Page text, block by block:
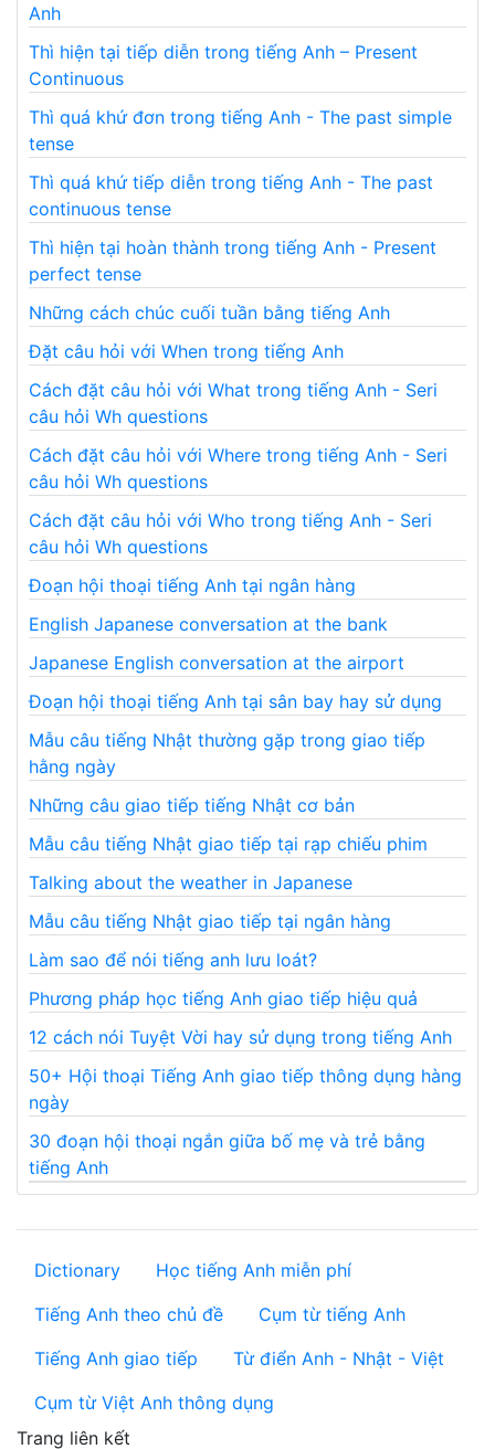
Anh
Thì hiện tại tiếp diễn trong tiếng Anh – Present
Continuous
Thì quá khứ đơn trong tiếng Anh - The past simple
tense
Thì quá khứ tiếp diễn trong tiếng Anh - The past
continuous tense
Thì hiện tại hoàn thành trong tiếng Anh - Present
perfect tense
Những cách chúc cuối tuần bằng tiếng Anh
Đặt câu hỏi với When trong tiếng Anh
Cách đặt câu hỏi với What trong tiếng Anh - Seri
câu hỏi Wh questions
Cách đặt câu hỏi với Where trong tiếng Anh - Seri
câu hỏi Wh questions
Cách đặt câu hỏi với Who trong tiếng Anh - Seri
câu hỏi Wh questions
Đoạn hội thoại tiếng Anh tại ngân hàng
English Japanese conversation at the bank
Japanese English conversation at the airport
Đoạn hội thoại tiếng Anh tại sân bay hay sử dụng
Mẫu câu tiếng Nhật thường gặp trong giao tiếp
hằng ngày
Những câu giao tiếp tiếng Nhật cơ bản
Mẫu câu tiếng Nhật giao tiếp tại rạp chiếu phim
Talking about the weather in Japanese
Mẫu câu tiếng Nhật giao tiếp tại ngân hàng
Làm sao để nói tiếng anh lưu loát?
Phương pháp học tiếng Anh giao tiếp hiệu quả
12 cách nói Tuyệt Vời hay sử dụng trong tiếng Anh
50+ Hội thoại Tiếng Anh giao tiếp thông dụng hàng
ngày
30 đoạn hội thoại ngắn giữa bố mẹ và trẻ bằng
tiếng Anh
Dictionary
Học tiếng Anh miễn phí
Tiếng Anh theo chủ đề
Cụm từ tiếng Anh
Tiếng Anh giao tiếp
Từ điển Anh - Nhật - Việt
Cụm từ Việt Anh thông dụng
Trang liên kết